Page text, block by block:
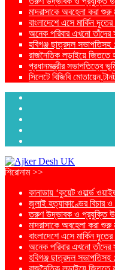
মাদরাসাকে অবহেলা করা
বাংলাদেশে এসে মার্কিন
অনেক পরিবার এখনো তাঁদের
হবিগঞ্জ ছাত্রদল সভাপতিসহ
রাজনৈতিক লড়াইয়ে জিততে
প্রধানমন্ত্রীর সভাপতিত্বে
সিলেটে বিজিবি
শিরোনাম >>
কানাডায় ‘কুয়েট ওয়ার্ল্ড
জুলাই হত্যাকাণ্ডের বিচার
তরুণ উদ্ভাবক ও প্রযুক্তি
মাদরাসাকে অবহেলা করা
বাংলাদেশে এসে মার্কিন
অনেক পরিবার এখনো তাঁদের
হবিগঞ্জ ছাত্রদল সভাপতিসহ